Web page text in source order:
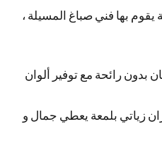
بها فني صباغ المسيلة ،
بدون رائحة مع توفير ألوان
زياتي بلمعة يعطي جمال و